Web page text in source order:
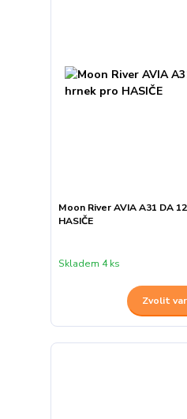
Moon River AVIA A31 DA
HASIČE
Skladem 4 ks
Zvolit